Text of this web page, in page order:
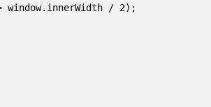
window.innerWidth / 2);